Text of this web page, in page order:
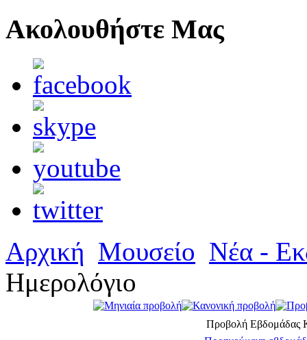
Ακολουθήστε Μας
Αρχική Μουσείο Νέα -
Ημερολόγιο
Προβολή Εβδομάδας